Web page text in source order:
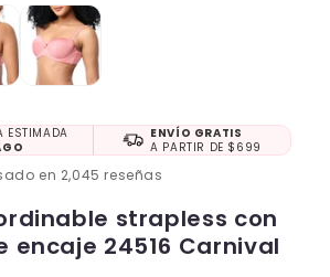
ESTIMADA
ENVÍO GRATIS
A PARTIR DE $699
en 2,045 reseñas
strapless con
encaje 24516 Carnival